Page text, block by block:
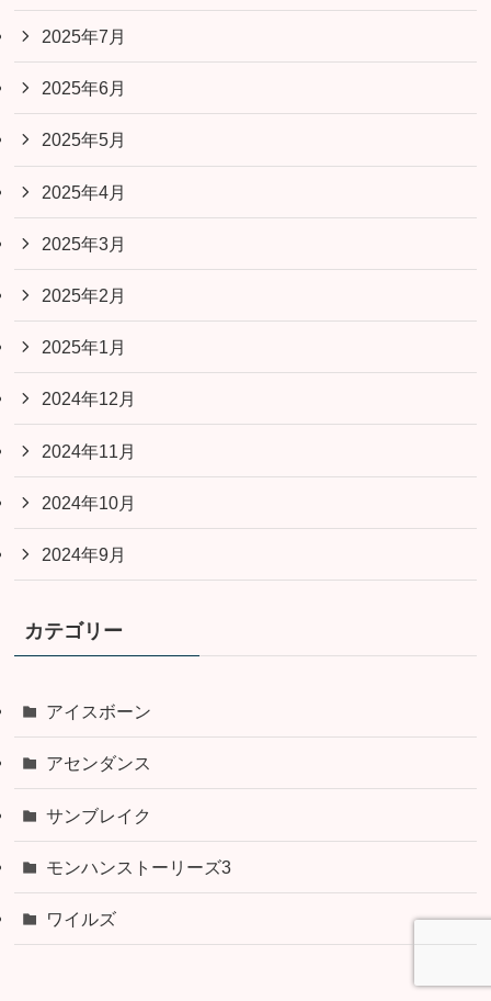
2025年7月
2025年6月
2025年5月
2025年4月
2025年3月
2025年2月
2025年1月
2024年12月
2024年11月
2024年10月
2024年9月
カテゴリー
アイスボーン
アセンダンス
サンブレイク
モンハンストーリーズ3
ワイルズ